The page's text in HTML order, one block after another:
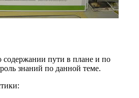
пути в плане и по
знаний по данной теме.